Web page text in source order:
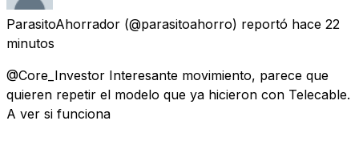
ParasitoAhorrador (@parasitoahorro) reportó hace 22
minutos
@Core_Investor Interesante movimiento, parece que
quieren repetir el modelo que ya hicieron con Telecable.
A ver si funciona